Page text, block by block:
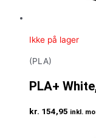
Ikke på lager
(PLA)
PLA+
kr. 154,95 inkl.